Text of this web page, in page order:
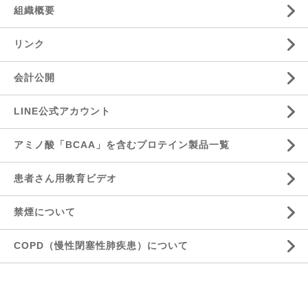
組織概要
リンク
会計公開
LINE公式アカウント
アミノ酸「BCAA」を含むプロテイン製品一覧
患者さん用教育ビデオ
禁煙について
COPD（慢性閉塞性肺疾患）について